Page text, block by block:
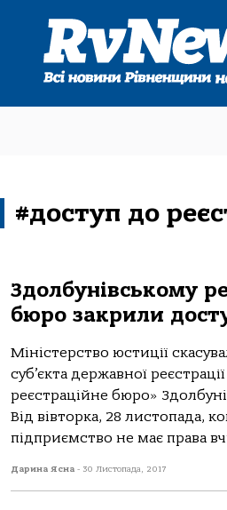
#доступ до
Здолбунівському
бюро закрили
Міністерство юстиції
суб’єкта державної
реєстраційне бюро»
Від вівторка, 28 листопада,
підприємство не має права
Дарина Ясна - 30 Листопада, 2017